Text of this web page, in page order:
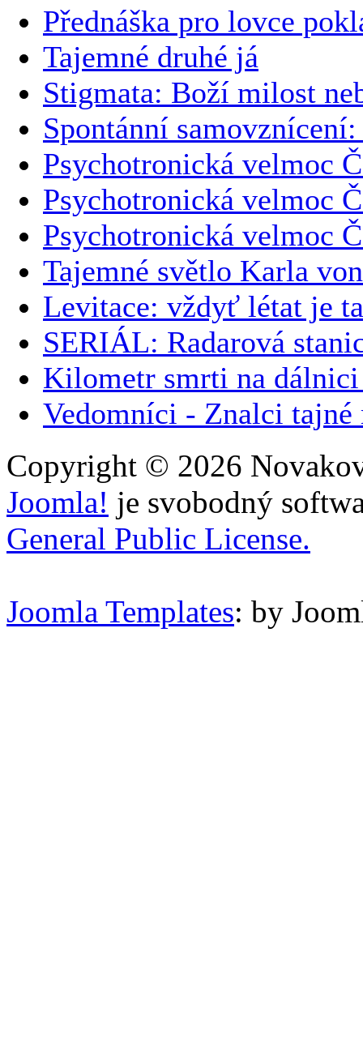
Přednáška pro lovce
Tajemné druhé já
Stigmata: Boží milost
Spontánní
Psychotronická velmoc
Psychotronická velmoc
Psychotronická velmoc
Tajemné světlo Karla
Levitace: vždyť létat je
SERIÁL: Radarová
Kilometr smrti na
Vedomníci - Znalci tajné
Copyright © 2026
Joomla! je svobodný
General Public License.
Joomla Templates: by